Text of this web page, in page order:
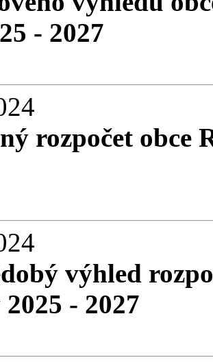
- 2027
rozpočet obce
výhled
- 2027